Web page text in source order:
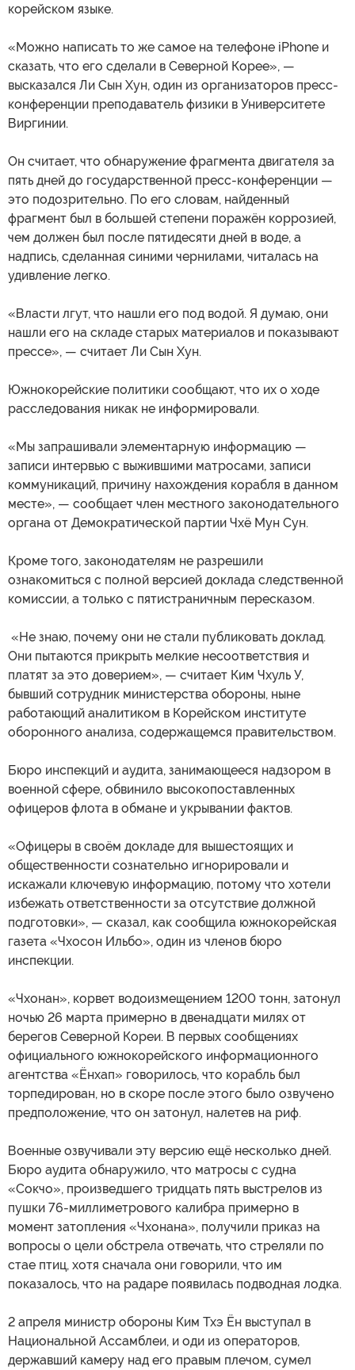
корейском языке.
«Можно написать то же самое на телефоне iPhone и
сказать, что его сделали в Северной Корее», —
высказался Ли Сын Хун, один из организаторов пресс-
конференции преподаватель физики в Университете
Виргинии.
Он считает, что обнаружение фрагмента двигателя за
пять дней до государственной пресс-конференции —
это подозрительно. По его словам, найденный
фрагмент был в большей степени поражён коррозией,
чем должен был после пятидесяти дней в воде, а
надпись, сделанная синими чернилами, читалась на
удивление легко.
«Власти лгут, что нашли его под водой. Я думаю, они
нашли его на складе старых материалов и показывают
прессе», — считает Ли Сын Хун.
Южнокорейские политики сообщают, что их о ходе
расследования никак не информировали.
«Мы запрашивали элементарную информацию —
записи интервью с выжившими матросами, записи
коммуникаций, причину нахождения корабля в данном
месте», — сообщает член местного законодательного
органа от Демократической партии Чхё Мун Сун.
Кроме того, законодателям не разрешили
ознакомиться с полной версией доклада следственной
комиссии, а только с пятистраничным пересказом.
«Не знаю, почему они не стали публиковать доклад.
Они пытаются прикрыть мелкие несоответствия и
платят за это доверием», — считает Ким Чхуль У,
бывший сотрудник министерства обороны, ныне
работающий аналитиком в Корейском институте
оборонного анализа, содержащемся правительством.
Бюро инспекций и аудита, занимающееся надзором в
военной сфере, обвинило высокопоставленных
офицеров флота в обмане и укрывании фактов.
«Офицеры в своём докладе для вышестоящих и
общественности сознательно игнорировали и
искажали ключевую информацию, потому что хотели
избежать ответственности за отсутствие должной
подготовки», — сказал, как сообщила южнокорейская
газета «Чхосон Ильбо», один из членов бюро
инспекции.
«Чхонан», корвет водоизмещением 1200 тонн, затонул
ночью 26 марта примерно в двенадцати милях от
берегов Северной Кореи. В первых сообщениях
официального южнокорейского информационного
агентства «Ёнхап» говорилось, что корабль был
торпедирован, но в скоре после этого было озвучено
предположение, что он затонул, налетев на риф.
Военные озвучивали эту версию ещё несколько дней.
Бюро аудита обнаружило, что матросы с судна
«Сокчо», произведшего тридцать пять выстрелов из
пушки 76-миллиметрового калибра примерно в
момент затопления «Чхонана», получили приказ на
вопросы о цели обстрела отвечать, что стреляли по
стае птиц, хотя сначала они говорили, что им
показалось, что на радаре появилась подводная лодка.
2 апреля министр обороны Ким Тхэ Ён выступал в
Национальной Ассамблеи, и оди из операторов,
державший камеру над его правым плечом, сумел